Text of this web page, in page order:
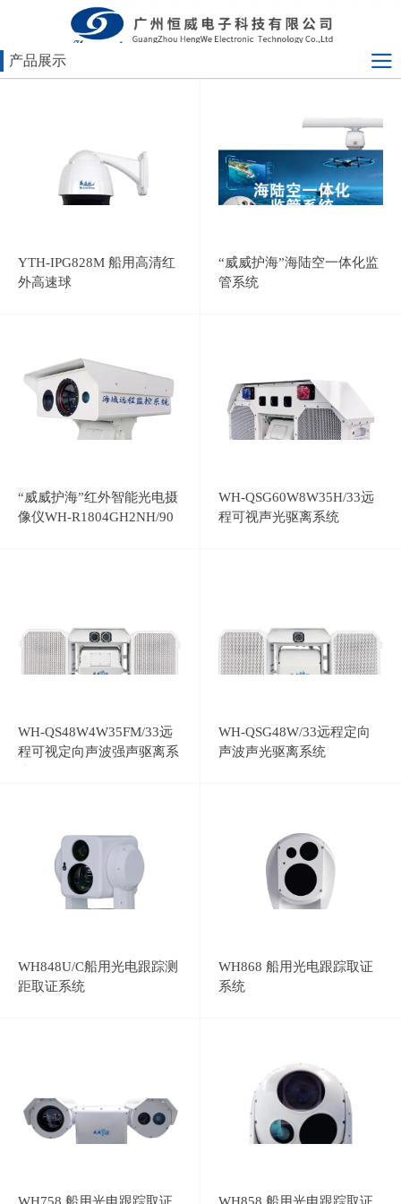
产品展示
YTH-IPG828M 船用高清红
外高速球
“威威护海”海陆空一体化监
管系统
“威威护海”红外智能光电摄
像仪WH-R1804GH2NH/90
WH-QSG60W8W35H/33远
程可视声光驱离系统
WH-QS48W4W35FM/33远
程可视定向声波强声驱离系
WH-QSG48W/33远程定向
声波声光驱离系统
WH848U/C船用光电跟踪测
距取证系统
WH868 船用光电跟踪取证
系统